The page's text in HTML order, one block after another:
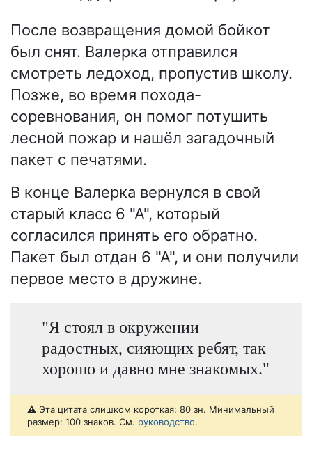
После возвращения домой бойкот
был снят. Валерка отправился
смотреть ледоход, пропустив школу.
Позже, во время похода-
соревнования, он помог потушить
лесной пожар и нашёл загадочный
пакет с печатями.
В конце Валерка вернулся в свой
старый класс 6 "А", который
согласился принять его обратно.
Пакет был отдан 6 "А", и они получили
первое место в дружине.
"Я стоял в окружении
радостных, сияющих ребят, так
хорошо и давно мне знакомых."
⚠️ Эта цитата слишком короткая: 80 зн. Минимальный
размер: 100 знаков. См. руководство.